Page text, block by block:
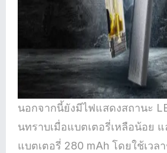
นอกจากนี้ยังมีไฟแสดงสถานะ
นทราบเมื่อแบตเตอรี่เหลือน้อย
แบตเตอรี่ 280 mAh โดยใช้เวล